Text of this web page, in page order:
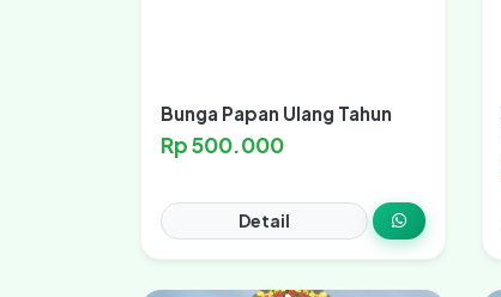
Bunga Papan Ulang Tahun
Rp 500.000
Detail